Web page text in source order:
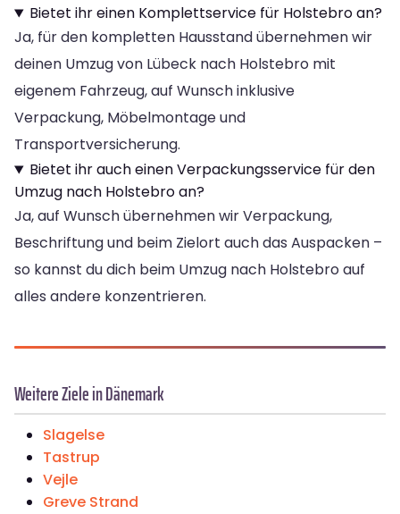
Bietet ihr einen Komplettservice für Holstebro an?
Ja, für den kompletten Hausstand übernehmen wir
deinen Umzug von Lübeck nach Holstebro mit
eigenem Fahrzeug, auf Wunsch inklusive
Verpackung, Möbelmontage und
Transportversicherung.
Bietet ihr auch einen Verpackungsservice für den
Umzug nach Holstebro an?
Ja, auf Wunsch übernehmen wir Verpackung,
Beschriftung und beim Zielort auch das Auspacken –
so kannst du dich beim Umzug nach Holstebro auf
alles andere konzentrieren.
Weitere Ziele in Dänemark
Slagelse
Tastrup
Vejle
Greve Strand